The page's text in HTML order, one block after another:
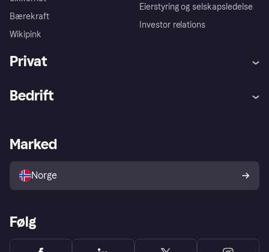
Bærekraft
Wikipink
Eierstyring og selskapsledelse
Investor relations
Privat
Utforsk butikker
Bedrift
Merchant portal
Marked
Norge
Følg